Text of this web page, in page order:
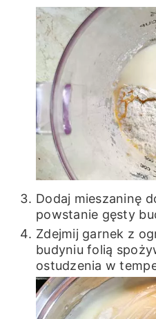
Dodaj mieszaninę
powstanie gęsty
Zdejmij garnek z
budyniu folią
ostudzenia w